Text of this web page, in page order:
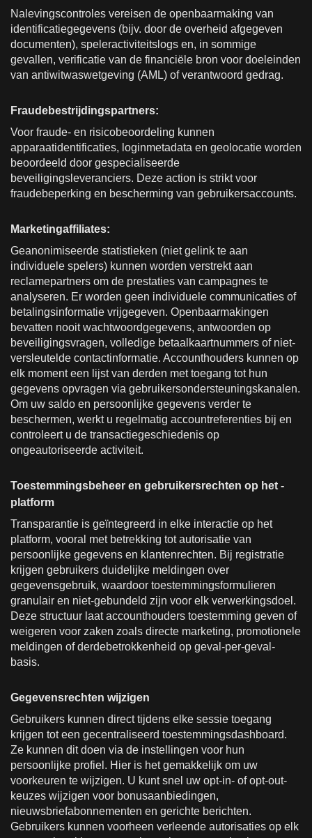
Nalevingscontroles vereisen de openbaarmaking van
identificatiegegevens (bijv. door de overheid afgegeven
documenten), speleractiviteitslogs en, in sommige
gevallen, verificatie van de financiële bron voor doeleinden
van antiwitwaswetgeving (AML) of verantwoord gedrag.
Fraudebestrijdingspartners:
Voor fraude- en risicobeoordeling kunnen
apparaatidentificaties, loginmetadata en geolocatie worden
beoordeeld door gespecialiseerde
beveiligingsleveranciers. Deze action is strikt voor
fraudebeperking en bescherming van gebruikersaccounts.
Marketingaffiliates:
Geanonimiseerde statistieken (niet gelink te aan
individuele spelers) kunnen worden verstrekt aan
reclamepartners om de prestaties van campagnes te
analyseren. Er worden geen individuele communicaties of
betalingsinformatie vrijgegeven. Openbaarmakingen
bevatten nooit wachtwoordgegevens, antwoorden op
beveiligingsvragen, volledige betaalkaartnummers of niet-
versleutelde contactinformatie. Accounthouders kunnen op
elk moment een lijst van derden met toegang tot hun
gegevens opvragen via gebruikersondersteuningskanalen.
Om uw saldo en persoonlijke gegevens verder te
beschermen, werkt u regelmatig accountreferenties bij en
controleert u de transactiegeschiedenis op
ongeautoriseerde activiteit.
Toestemmingsbeheer en gebruikersrechten op het -
platform
Transparantie is geïntegreerd in elke interactie op het
platform, vooral met betrekking tot autorisatie van
persoonlijke gegevens en klantenrechten. Bij registratie
krijgen gebruikers duidelijke meldingen over
gegevensgebruik, waardoor toestemmingsformulieren
granulair en niet-gebundeld zijn voor elk verwerkingsdoel.
Deze structuur laat accounthouders toestemming geven of
weigeren voor zaken zoals directe marketing, promotionele
meldingen of derdebetrokkenheid op geval-per-geval-
basis.
Gegevensrechten wijzigen
Gebruikers kunnen direct tijdens elke sessie toegang
krijgen tot een gecentraliseerd toestemmingsdashboard.
Ze kunnen dit doen via de instellingen voor hun
persoonlijke profiel. Hier is het gemakkelijk om uw
voorkeuren te wijzigen. U kunt snel uw opt-in- of opt-out-
keuzes wijzigen voor bonusaanbiedingen,
nieuwsbriefabonnementen en gerichte berichten.
Gebruikers kunnen voorheen verleende autorisaties op elk